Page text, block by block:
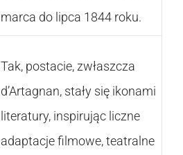
marca do lipca 1844 roku.
Tak, postacie, zwłaszcza
d’Artagnan, stały się ikonami
literatury, inspirując liczne
adaptacje filmowe, teatralne